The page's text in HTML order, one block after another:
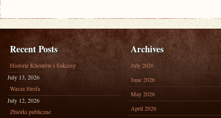
Recent Posts
Historie Klientów i Sukcesy
July 13, 2026
Wasza Strefa
July 12, 2026
Zbiórki publiczne
Archives
July 2026
June 2026
May 2026
April 2026